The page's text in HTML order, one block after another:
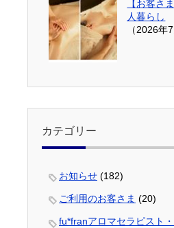
【お客さ
人暮らし
（2026年
カテゴリー
お知らせ (182)
ご利用のお客さま (20)
fu*franアロマセラピスト